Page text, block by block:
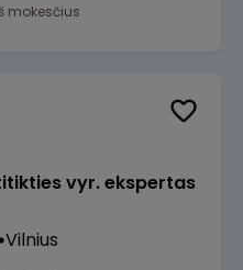
mokesčius
vyr. ekspertas
Vilnius